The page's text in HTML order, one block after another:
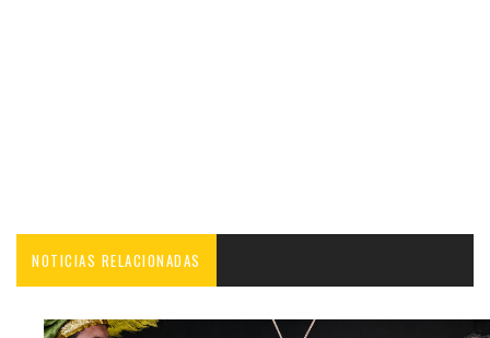
NOTICIAS RELACIONADAS